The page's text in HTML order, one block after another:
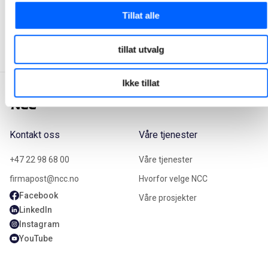
Tillat alle
tillat utvalg
Ikke tillat
Kontakt oss
+47 22 98 68 00
firmapost@ncc.no
Facebook
LinkedIn
Instagram
YouTube
Våre tjenester
Våre tjenester
Hvorfor velge NCC
Våre prosjekter